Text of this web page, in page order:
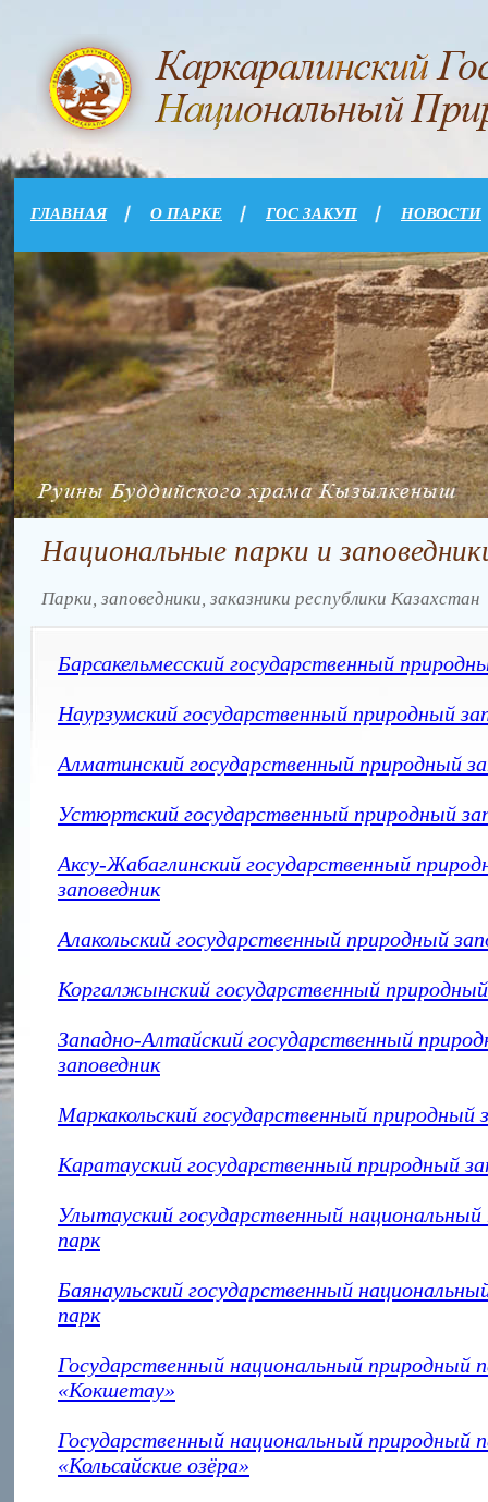
ГЛАВНАЯ О ПАРКЕ ГОС ЗАКУП НОВОСТИ
Национальные парки и
Парки, заповедники, заказники республики Казахстан
Барсакельмесский государственный
Наурзумский государственный природный
Алматинский государственный природный
Устюртский государственный природный
Аксу-Жабаглинский государственный
заповедник
Алакольский государственный природный
Коргалжынский государственный природный
Западно-Алтайский государственный
заповедник
Маркакольский государственный природный
Каратауский государственный природный
Улытауский государственный
парк
Баянаульский государственный
парк
Государственный национальный природный
«Кокшетау»
Государственный национальный природный
«Кольсайские озёра»